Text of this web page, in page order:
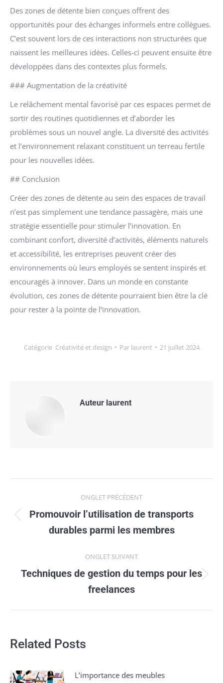
Des zones de détente bien conçues offrent des
opportunités pour des échanges informels entre collègues.
C’est souvent lors de ces interactions non structurées que
naissent les meilleures idées. Celles-ci peuvent ensuite être
développées dans des contextes plus formels.
### Augmentation de la créativité
Le relâchement mental favorisé par ces espaces permet de
sortir des routines quotidiennes et d’aborder les
problèmes sous un nouvel angle. La diversité des activités
et l’environnement relaxant constituent un terreau fertile
pour les nouvelles idées.
## Conclusion
Créer des zones de détente au sein des espaces de travail
n’est pas simplement une tendance passagère, mais une
stratégie essentielle pour stimuler l’innovation. En
combinant confort, diversité d’activités, éléments naturels
et accessibilité, les entreprises peuvent créer des
environnements où leurs employés se sentent inspirés et
encouragés à innover. Dans un monde en constante
évolution, ces zones de détente pourraient bien être la clé
pour rester à la pointe de l’innovation.
Catégorie Créativité et design Par laurent 21 juillet 2024
Auteur laurent
de
commentaire
ONGLET PRÉCÉDENT
Onglet
précédent
Promouvoir lʼutilisation de transports
durables parmi les membres
ONGLET SUIVANT
Onglet
suivant
Techniques de gestion du temps pour les
freelances
Related Posts
Lʼimportance des meubles